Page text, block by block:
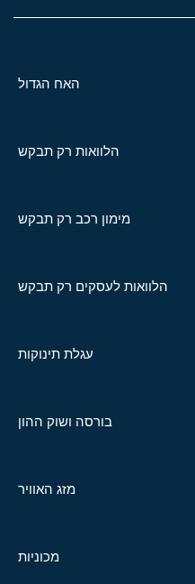
האח הגדול
הלוואות רק תבקש
מימון רכב רק תבקש
הלוואות לעסקים רק תבקש
עגלת תינוקות
בורסה ושוק ההון
מזג האוויר
מכוניות